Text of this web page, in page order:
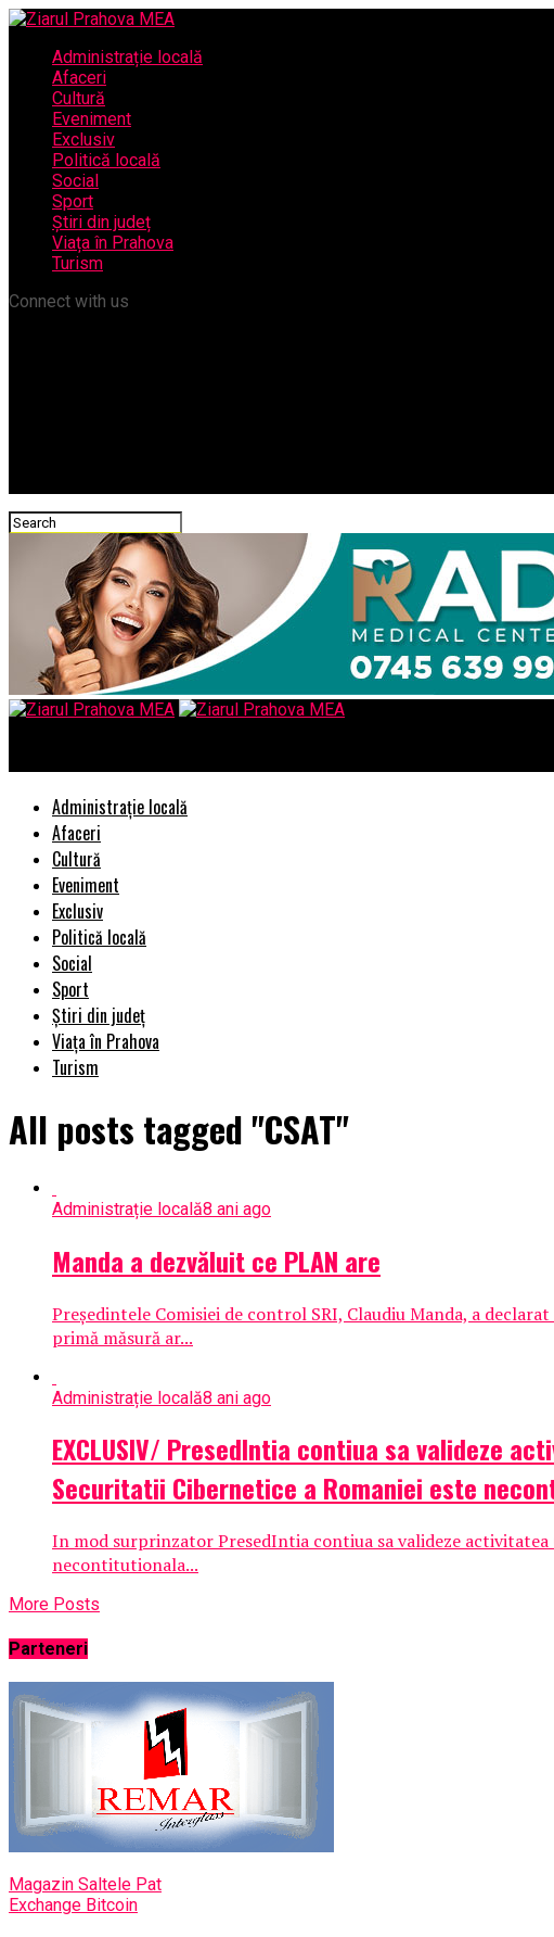
Administrație locală
Afaceri
Cultură
Eveniment
Exclusiv
Politică locală
Social
Sport
Știri din județ
Viața în Prahova
Turism
Connect with us
Administrație locală
Afaceri
Cultură
Eveniment
Exclusiv
Politică locală
Social
Sport
Știri din județ
Viața în Prahova
Turism
All posts tagged "CSAT"
Administrație locală8 ani ago
Manda a dezvăluit ce PLAN are
Preşedintele Comisiei de control SRI, Claudiu Manda, a
primă măsură ar...
Administrație locală8 ani ago
EXCLUSIV/ PresedIntia contiua sa valideze
Securitatii Cibernetice a Romaniei este
In mod surprinzator PresedIntia contiua sa valideze activitatea
necontitutionala...
More Posts
Parteneri
Magazin Saltele Pat
Exchange Bitcoin